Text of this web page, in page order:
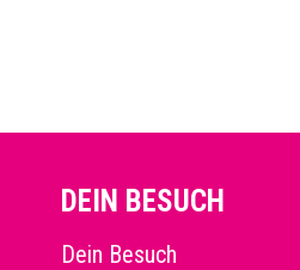
DEIN BESUCH
Dein Besuch